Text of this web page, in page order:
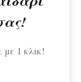
1 κλικ!